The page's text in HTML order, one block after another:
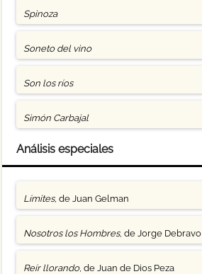
Spinoza
Soneto del vino
Son los ríos
Simón Carbajal
Análisis especiales
Límites, de Juan Gelman
Nosotros los Hombres, de Jorge Debravo
Reír llorando, de Juan de Dios Peza